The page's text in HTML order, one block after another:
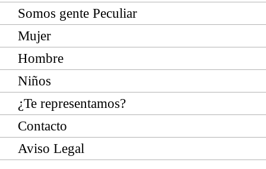
Somos gente Peculiar
Mujer
Hombre
Niños
¿Te representamos?
Contacto
Aviso Legal